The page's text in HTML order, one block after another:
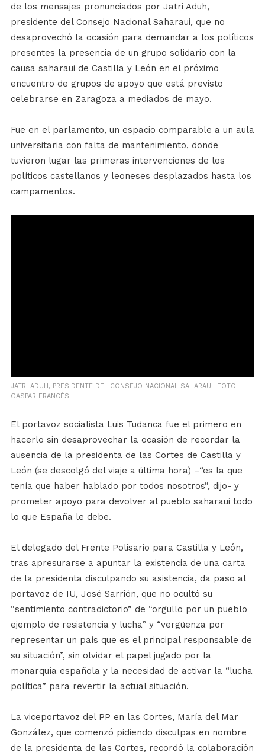
de los mensajes pronunciados por Jatri Aduh,
presidente del Consejo Nacional Saharaui, que no
desaprovechó la ocasión para demandar a los políticos
presentes la presencia de un grupo solidario con la
causa saharaui de Castilla y León en el próximo
encuentro de grupos de apoyo que está previsto
celebrarse en Zaragoza a mediados de mayo.
Fue en el parlamento, un espacio comparable a un aula
universitaria con falta de mantenimiento, donde
tuvieron lugar las primeras intervenciones de los
políticos castellanos y leoneses desplazados hasta los
campamentos.
JATRI ADUH, PRESIDENTE DEL CONSEJO NACIONAL SAHARAUI. FOTO:
GASPAR FRANCÉS
El portavoz socialista Luis Tudanca fue el primero en
hacerlo sin desaprovechar la ocasión de recordar la
ausencia de la presidenta de las Cortes de Castilla y
León (se descolgó del viaje a última hora) –“es la que
tenía que haber hablado por todos nosotros”, dijo- y
prometer apoyo para devolver al pueblo saharaui todo
lo que España le debe.
El delegado del Frente Polisario para Castilla y León,
tras apresurarse a apuntar la existencia de una carta
de la presidenta disculpando su asistencia, da paso al
portavoz de IU, José Sarrión, que no ocultó su
“sentimiento contradictorio” de “orgullo por un pueblo
ejemplo de resistencia y lucha” y “vergüenza por
representar un país que es el principal responsable de
su situación”, sin olvidar el papel jugado por la
monarquía española y la necesidad de activar la “lucha
política” para revertir la actual situación.
La viceportavoz del PP en las Cortes, María del Mar
González, que comenzó pidiendo disculpas en nombre
de la presidenta de las Cortes, recordó la colaboración